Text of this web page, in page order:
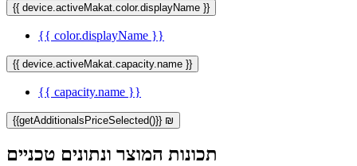
{{ device.activeMakat.color.displayName }}
{{ color.displayName }}
{{ device.activeMakat.capacity.name }}
{{ capacity.name }}
{{getAdditionalsPriceSelected()}} ₪
תכונות המוצר ונתונים טכניים